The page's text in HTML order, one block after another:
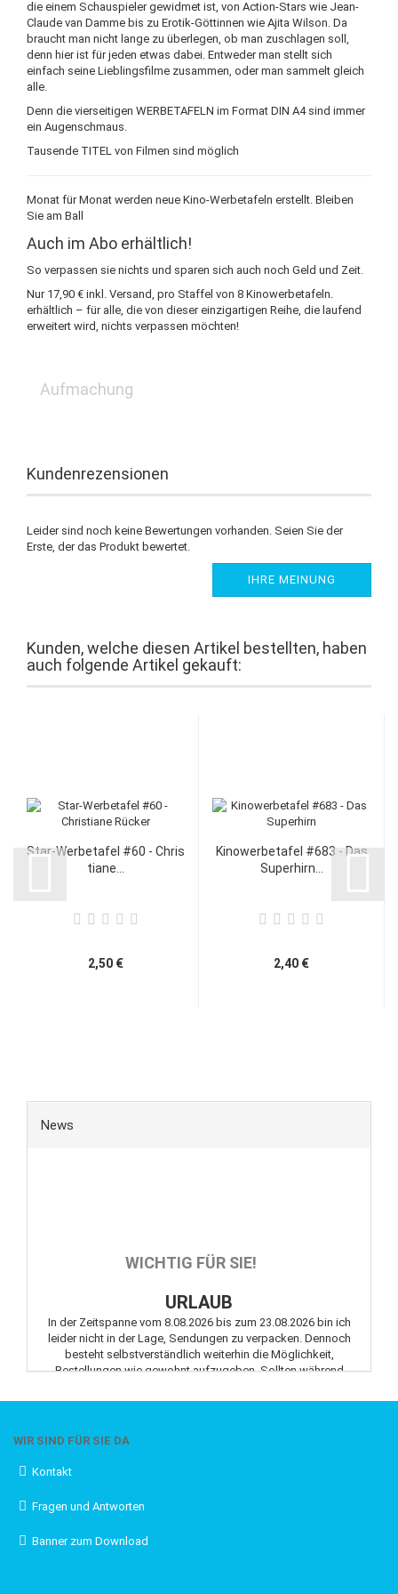
die einem Schauspieler gewidmet ist, von Action-Stars wie Jean-
Claude van Damme bis zu Erotik-Göttinnen wie Ajita Wilson. Da
braucht man nicht lange zu überlegen, ob man zuschlagen soll,
denn hier ist für jeden etwas dabei. Entweder man stellt sich
einfach seine Lieblingsfilme zusammen, oder man sammelt gleich
alle.
Denn die vierseitigen WERBETAFELN im Format DIN A4 sind immer
ein Augenschmaus.
Tausende TITEL von Filmen sind möglich
Monat für Monat werden neue Kino-Werbetafeln erstellt. Bleiben
Sie am Ball
Auch im Abo erhältlich!
So verpassen sie nichts und sparen sich auch noch Geld und Zeit.
Nur 17,90 € inkl. Versand, pro Staffel von 8 Kinowerbetafeln.
erhältlich – für alle, die von dieser einzigartigen Reihe, die laufend
erweitert wird, nichts verpassen möchten!
Aufmachung
Kundenrezensionen
Leider sind noch keine Bewertungen vorhanden. Seien Sie der
Erste, der das Produkt bewertet.
IHRE MEINUNG
Kunden, welche diesen Artikel bestellten, haben
auch folgende Artikel gekauft:
Star-Werbetafel #60 - Chris
tiane...
2,50 €
Kinowerbetafel #683 - Das
Superhirn...
2,40 €
News
WICHTIG FÜR SIE!
URLAUB
In der Zeitspanne vom 8.08.2026 bis zum 23.08.2026 bin ich
leider nicht in der Lage, Sendungen zu verpacken. Dennoch
besteht selbstverständlich weiterhin die Möglichkeit,
Bestellungen wie gewohnt aufzugeben. Sollten während
KEIN VERSAND VOR ZAHLUNGSEINGANG
Versand findet erst nach Zahlungseingang statt.
WIR SIND FÜR SIE DA
Kontakt
Fragen und Antworten
Banner zum Download